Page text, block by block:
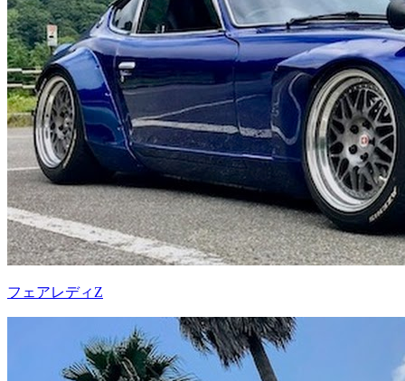
フェアレディZ